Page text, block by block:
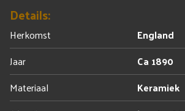
Details:
Herkomst
England
Jaar
Ca 1890
Materiaal
Keramiek